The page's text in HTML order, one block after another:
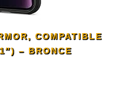
COMPATIBLE
– BRONCE